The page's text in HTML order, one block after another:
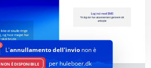
L'annullamento dell'invionon è
NON È DISPONIBILE per huleboer.dk